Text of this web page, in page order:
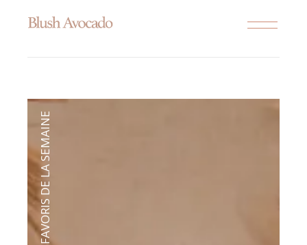
FAVORIS DE LA SEMAINE